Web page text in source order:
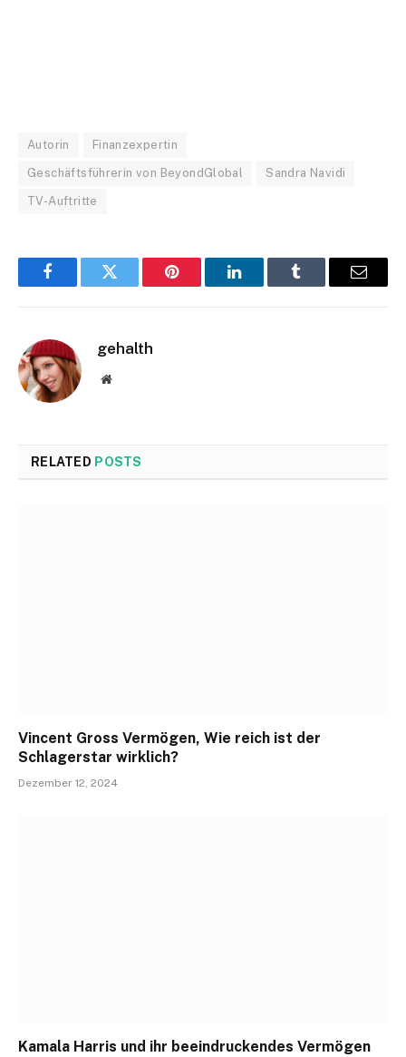
Autorin Finanzexpertin
Geschäftsführerin von BeyondGlobal Sandra Navidi
TV-Auftritte
FacebookTwitter Pinterest LinkedInTumblr Email
gehalth
Website
RELATED POSTS
Vincent Gross Vermögen, Wie reich ist der
Schlagerstar wirklich?
Dezember 12, 2024
Kamala Harris und ihr beeindruckendes Vermögen